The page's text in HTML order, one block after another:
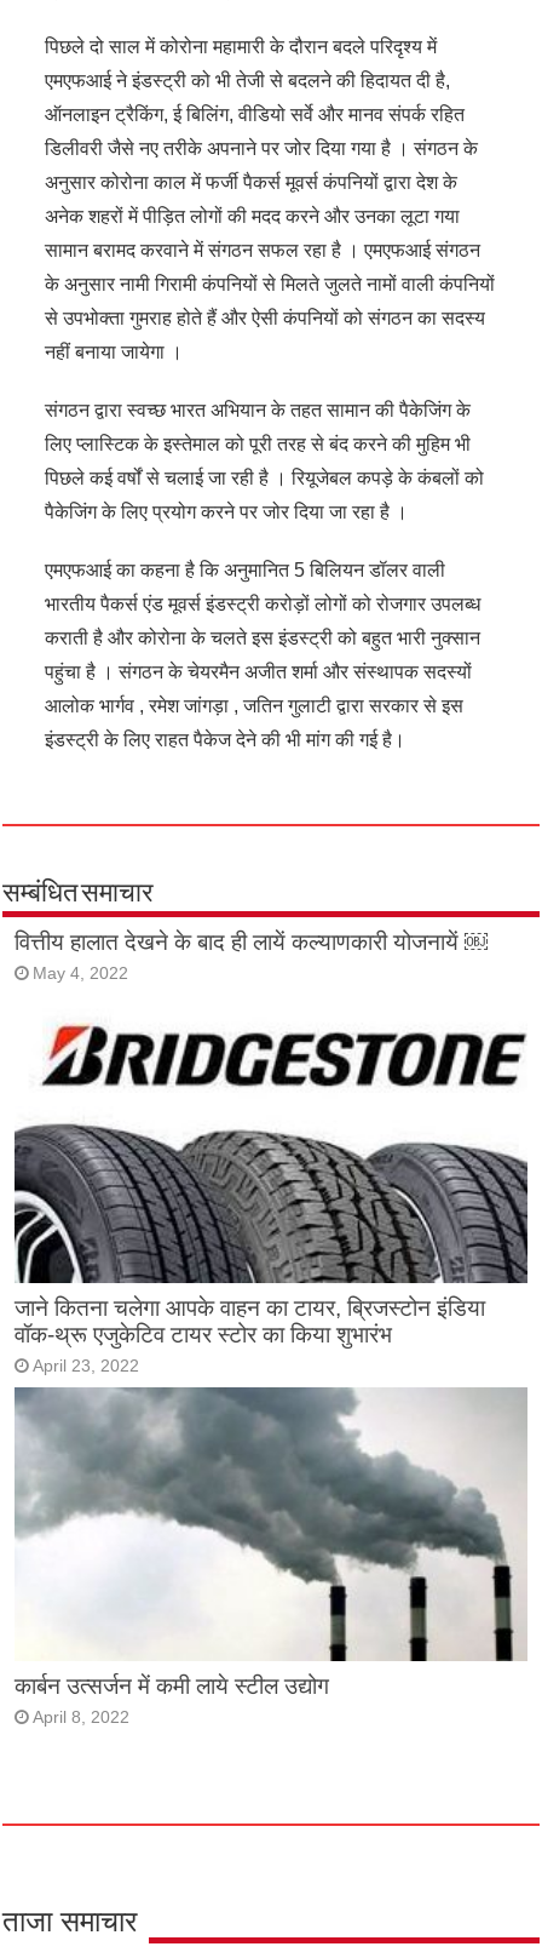
पिछले दो साल में कोरोना महामारी के दौरान बदले परिदृश्य में
एमएफआई ने इंडस्ट्री को भी तेजी से बदलने की हिदायत दी है,
ऑनलाइन ट्रैकिंग, ई बिलिंग, वीडियो सर्वे और मानव संपर्क रहित
डिलीवरी जैसे नए तरीके अपनाने पर जोर दिया गया है । संगठन के
अनुसार कोरोना काल में फर्जी पैकर्स मूवर्स कंपनियों द्वारा देश के
अनेक शहरों में पीड़ित लोगों की मदद करने और उनका लूटा गया
सामान बरामद करवाने में संगठन सफल रहा है । एमएफआई संगठन
के अनुसार नामी गिरामी कंपनियों से मिलते जुलते नामों वाली कंपनियों
से उपभोक्ता गुमराह होते हैं और ऐसी कंपनियों को संगठन का सदस्य
नहीं बनाया जायेगा ।
संगठन द्वारा स्वच्छ भारत अभियान के तहत सामान की पैकेजिंग के
लिए प्लास्टिक के इस्तेमाल को पूरी तरह से बंद करने की मुहिम भी
पिछले कई वर्षों से चलाई जा रही है । रियूजेबल कपड़े के कंबलों को
पैकेजिंग के लिए प्रयोग करने पर जोर दिया जा रहा है ।
एमएफआई का कहना है कि अनुमानित 5 बिलियन डॉलर वाली
भारतीय पैकर्स एंड मूवर्स इंडस्ट्री करोड़ों लोगों को रोजगार उपलब्ध
कराती है और कोरोना के चलते इस इंडस्ट्री को बहुत भारी नुक्सान
पहुंचा है । संगठन के चेयरमैन अजीत शर्मा और संस्थापक सदस्यों
आलोक भार्गव , रमेश जांगड़ा , जतिन गुलाटी द्वारा सरकार से इस
इंडस्ट्री के लिए राहत पैकेज देने की भी मांग की गई है।
सम्बंधित समाचार
वित्तीय हालात देखने के बाद ही लायें कल्याणकारी योजनायें ￼
May 4, 2022
जाने कितना चलेगा आपके वाहन का टायर, ब्रिजस्टोन इंडिया
वॉक-थ्रू एजुकेटिव टायर स्टोर का किया शुभारंभ
April 23, 2022
कार्बन उत्सर्जन में कमी लाये स्टील उद्योग
April 8, 2022
ताजा समाचार